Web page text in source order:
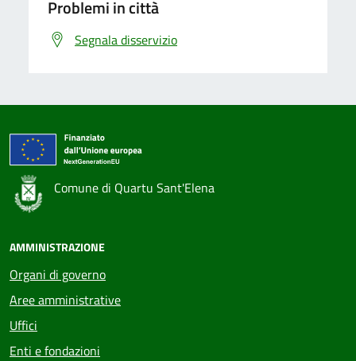
Problemi in città
Segnala disservizio
Comune di Quartu Sant'Elena
AMMINISTRAZIONE
Organi di governo
Aree amministrative
Uffici
Enti e fondazioni